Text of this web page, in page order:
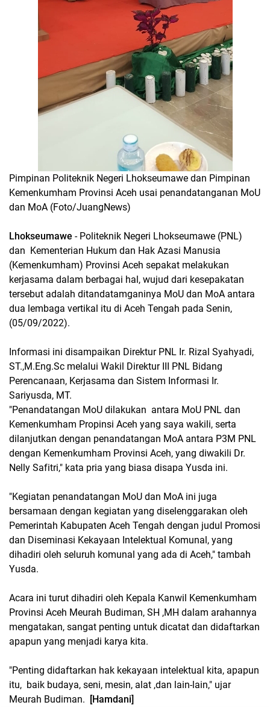
Pimpinan Politeknik Negeri Lhokseumawe dan Pimpinan
Kemenkumham Provinsi Aceh usai penandatanganan MoU
dan MoA (Foto/JuangNews)
Lhokseumawe - Politeknik Negeri Lhokseumawe (PNL)
dan Kementerian Hukum dan Hak Azasi Manusia
(Kemenkumham) Provinsi Aceh sepakat melakukan
kerjasama dalam berbagai hal, wujud dari kesepakatan
tersebut adalah ditandatamganinya MoU dan MoA antara
dua lembaga vertikal itu di Aceh Tengah pada Senin,
(05/09/2022).
Informasi ini disampaikan Direktur PNL Ir. Rizal Syahyadi,
ST.,M.Eng.Sc melalui Wakil Direktur III PNL Bidang
Perencanaan, Kerjasama dan Sistem Informasi Ir.
Sariyusda, MT.
"Penandatangan MoU dilakukan antara MoU PNL dan
Kemenkumham Propinsi Aceh yang saya wakili, serta
dilanjutkan dengan penandatangan MoA antara P3M PNL
dengan Kemenkumham Provinsi Aceh, yang diwakili Dr.
Nelly Safitri," kata pria yang biasa disapa Yusda ini.
"Kegiatan penandatangan MoU dan MoA ini juga
bersamaan dengan kegiatan yang diselenggarakan oleh
Pemerintah Kabupaten Aceh Tengah dengan judul Promosi
dan Diseminasi Kekayaan Intelektual Komunal, yang
dihadiri oleh seluruh komunal yang ada di Aceh," tambah
Yusda.
Acara ini turut dihadiri oleh Kepala Kanwil Kemenkumham
Provinsi Aceh Meurah Budiman, SH ,MH dalam arahannya
mengatakan, sangat penting untuk dicatat dan didaftarkan
apapun yang menjadi karya kita.
"Penting didaftarkan hak kekayaan intelektual kita, apapun
itu, baik budaya, seni, mesin, alat ,dan lain-lain," ujar
Meurah Budiman.
[Hamdani]